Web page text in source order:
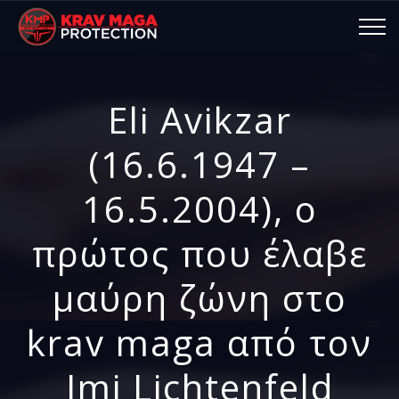
Eli Avikzar
(16.6.1947 –
16.5.2004), ο
πρώτος που έλαβε
μαύρη ζώνη στο
krav maga από τον
Imi Lichtenfeld